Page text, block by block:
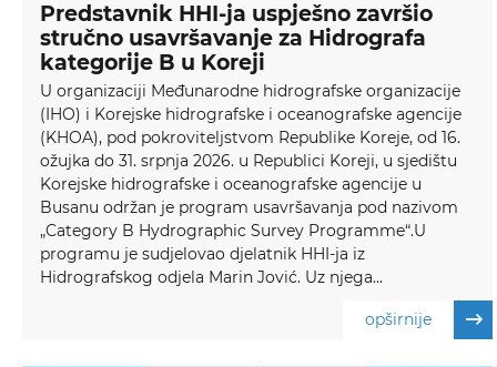
Predstavnik HHI-ja uspješno završio
stručno usavršavanje za Hidrografa
kategorije B u Koreji
U organizaciji Međunarodne hidrografske organizacije
(IHO) i Korejske hidrografske i oceanografske agencije
(KHOA), pod pokroviteljstvom Republike Koreje, od 16.
ožujka do 31. srpnja 2026. u Republici Koreji, u sjedištu
Korejske hidrografske i oceanografske agencije u
Busanu održan je program usavršavanja pod nazivom
„Category B Hydrographic Survey Programme“.U
programu je sudjelovao djelatnik HHI-ja iz
Hidrografskog odjela Marin Jović. Uz njega...
opširnije